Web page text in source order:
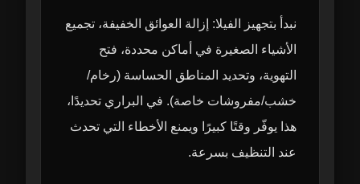
نبدأ بتجهيز الفيلا: إزالة العوائق الخفيفة، تجميع
الأشياء الصغيرة في أماكن محددة، فتح
التهوية، وتحديد المناطق الحساسة (رخام/
خشب/مفروشات خاصة). في البراري تحديدًا،
هذا يوفّر وقتًا كبيرًا ويمنع الأخطاء التي تحدث
عند التنظيف بسرعة.